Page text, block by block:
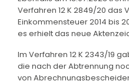
Verfahren 12 K 2849/20 das
Einkommensteuer 2014 bis
es erhielt das neue
Im Verfahren 12 K 2343/19
die nach der Abtrennung
von